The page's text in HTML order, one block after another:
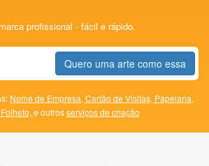
profissional - fácil e rápido.
Quero uma arte como essa
Nome de Empresa, Cartão de Visitas, Papelaria,
Folheto, e outrosserviços de criação